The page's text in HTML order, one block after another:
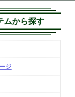
ムから探す
ジ